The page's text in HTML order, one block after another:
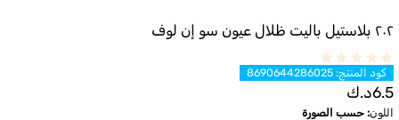
٢٠٢ بلاستيل باليت ظلال عيون سو إن لوف
كود المنتج:
8690644286025
6.5د.ك
اللون: حسب الصورة